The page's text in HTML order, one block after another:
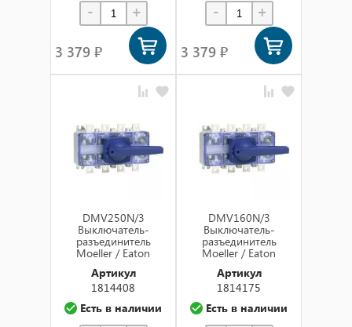
- +
3 379 ₽
- +
3 379 ₽
DMV250N/3
Выключатель-
разъединитель
Moeller / Eaton
Артикул
1814408
Есть в наличии
DMV160N/3
Выключатель-
разъединитель
Moeller / Eaton
Артикул
1814175
Есть в наличии